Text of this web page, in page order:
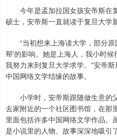
今年是孟加拉国女孩安帝斯在
硕士，安帝斯一直就读于复旦大学
“当初想来上海读大学，部分原
帮’的影响。她是上海人，我小时
我努力来到复旦大学求学。”安帝
中国网络文学结缘的故事。
小学时，安帝斯跟随做生意的
去家附近的一个社区图书馆，在那
里面包括许多中国网络文学作品。
是小说里的人物、故事深深地吸引